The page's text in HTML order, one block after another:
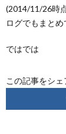
(2014/11/26時
ログでもまとめ
ではでは
この記事をシェ